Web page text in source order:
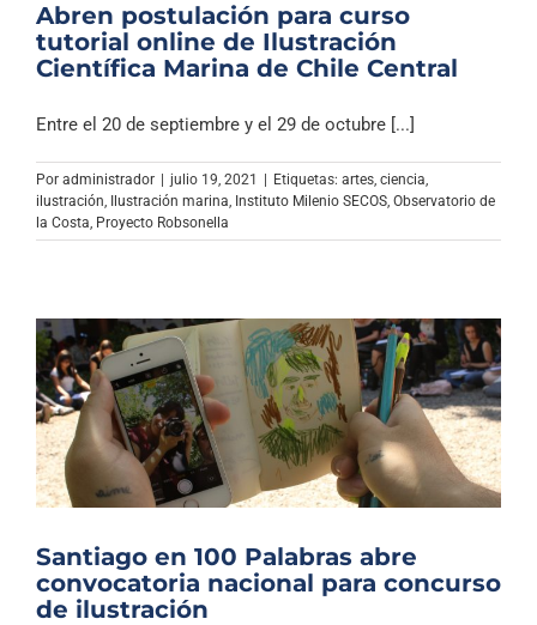
Abren postulación para curso
tutorial online de Ilustración
Científica Marina de Chile Central
Entre el 20 de septiembre y el 29 de octubre [...]
Por administrador julio 19, 2021 Etiquetas: artes, ciencia,
ilustración, Ilustración marina, Instituto Milenio SECOS, Observatorio de
la Costa, Proyecto Robsonella
Santiago en 100 Palabras abre
convocatoria nacional para concurso
de ilustración